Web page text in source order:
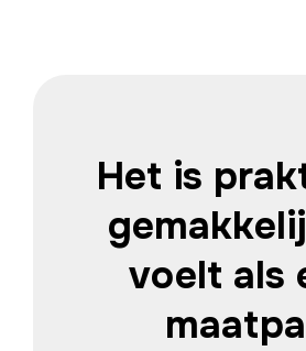
Het is
voelt als